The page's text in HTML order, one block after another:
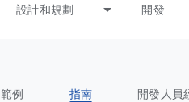
設計和規劃 開發
範例 指南 開發人員